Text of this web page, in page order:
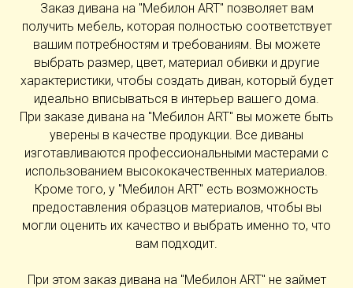
Заказ дивана на "Мебилон ART" позволяет вам
получить мебель, которая полностью соответствует
вашим потребностям и требованиям. Вы можете
выбрать размер, цвет, материал обивки и другие
характеристики, чтобы создать диван, который будет
идеально вписываться в интерьер вашего дома.
При заказе дивана на "Мебилон ART" вы можете быть
уверены в качестве продукции. Все диваны
изготавливаются профессиональными мастерами с
использованием высококачественных материалов.
Кроме того, у "Мебилон ART" есть возможность
предоставления образцов материалов, чтобы вы
могли оценить их качество и выбрать именно то, что
вам подходит.
При этом заказ дивана на "Мебилон ART" не займет